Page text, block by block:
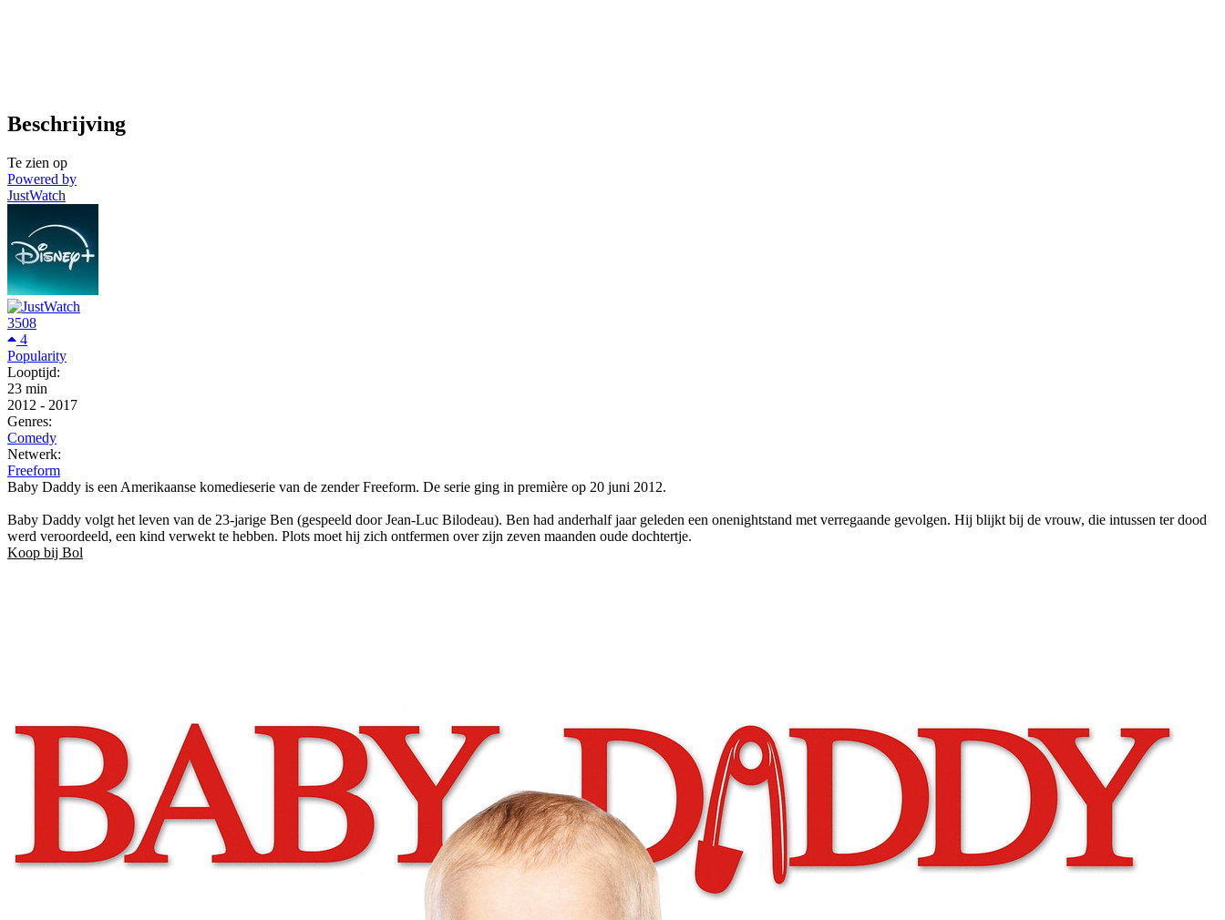
Beschrijving
Te zien op
Powered by
JustWatch
3508
4
Popularity
Looptijd:
23 min
2012 - 2017
Genres:
Comedy
Netwerk:
Freeform
Baby Daddy is een Amerikaanse komedieserie van de zender Freeform. De serie ging in première op 20 juni 2012.
Baby Daddy volgt het leven van de 23-jarige Ben (gespeeld door Jean-Luc Bilodeau). Ben had anderhalf jaar geleden een onenightstand met verregaande gevolgen. Hij blijkt bij de vrouw, die intussen ter dood
werd veroordeeld, een kind verwekt te hebben. Plots moet hij zich ontfermen over zijn zeven maanden oude dochtertje.
Koop bij Bol